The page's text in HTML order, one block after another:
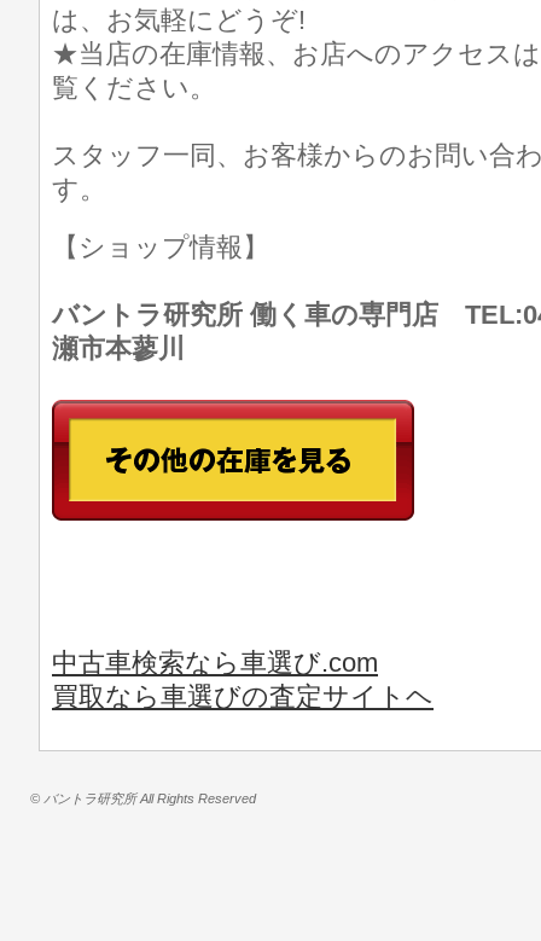
は、お気軽にどうぞ!
★当店の在庫情報、お店へのアクセス
覧ください。
スタッフ一同、お客様からのお問い合
す。
【ショップ情報】
バントラ研究所 働く車の専門店
瀬市本蓼川
中古車検索なら車選び.com
買取なら車選びの査定サイトヘ
© バントラ研究所 All Rights Reserved